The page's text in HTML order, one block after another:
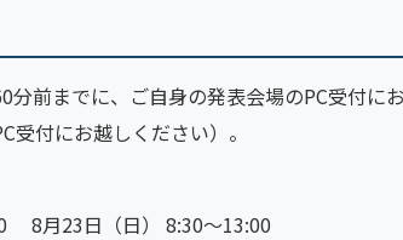
前までに、ご自身の発表会場のPC受付に
受付にお越しください）。
月23日（日） 8:30～13:00